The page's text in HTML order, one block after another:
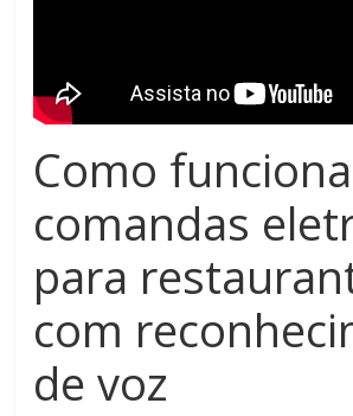
Como
comandas
para
com
de voz